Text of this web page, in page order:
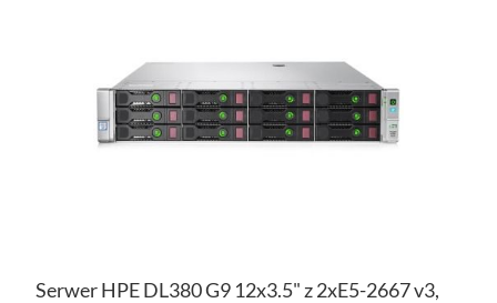
Serwer HPE DL380 G9 12x3.5" z 2xE5-2667 v3,